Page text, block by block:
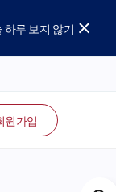
하루 보지 않기
원가입